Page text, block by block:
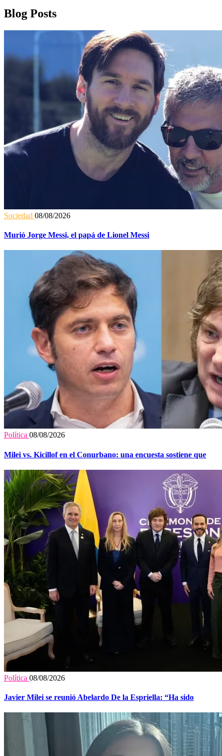
Blog Posts
Sociedad 08/08/2026
Murió Jorge Messi, el papá de Lionel Messi
Política 08/08/2026
Milei vs. Kicillof en el Conurbano: una encuesta sostiene que
Política 08/08/2026
Javier Milei se reunió Abelardo De la Espriella: “Ha sido